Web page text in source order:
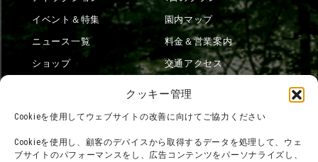
クッキー管理
Cookieを使用してウェブサイトの改善に向けてご協力ください
Cookieを使用し、顧客のデバイスから取得するデータを処理して、ウェ
ブサイトのパフォーマンスをし、広告コンテンツをパーソナライズし、
イベント＆特集
ニュース一覧
ショップ
園内マップ
料金＆営業案内
交通アクセス